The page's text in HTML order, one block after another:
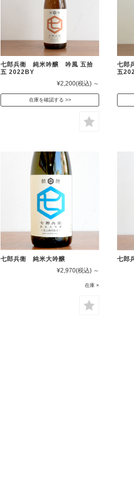
七郎兵衛 純米吟醸 吟風 五拾
五 2022BY
¥2,200(税込) ～
在庫を確認する
七郎
五
七郎兵衛 純米大吟醸
¥2,970(税込) ～
在庫 ×
七郎